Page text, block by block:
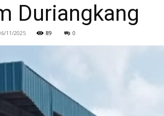
Duriangkang
11/2025 89 0